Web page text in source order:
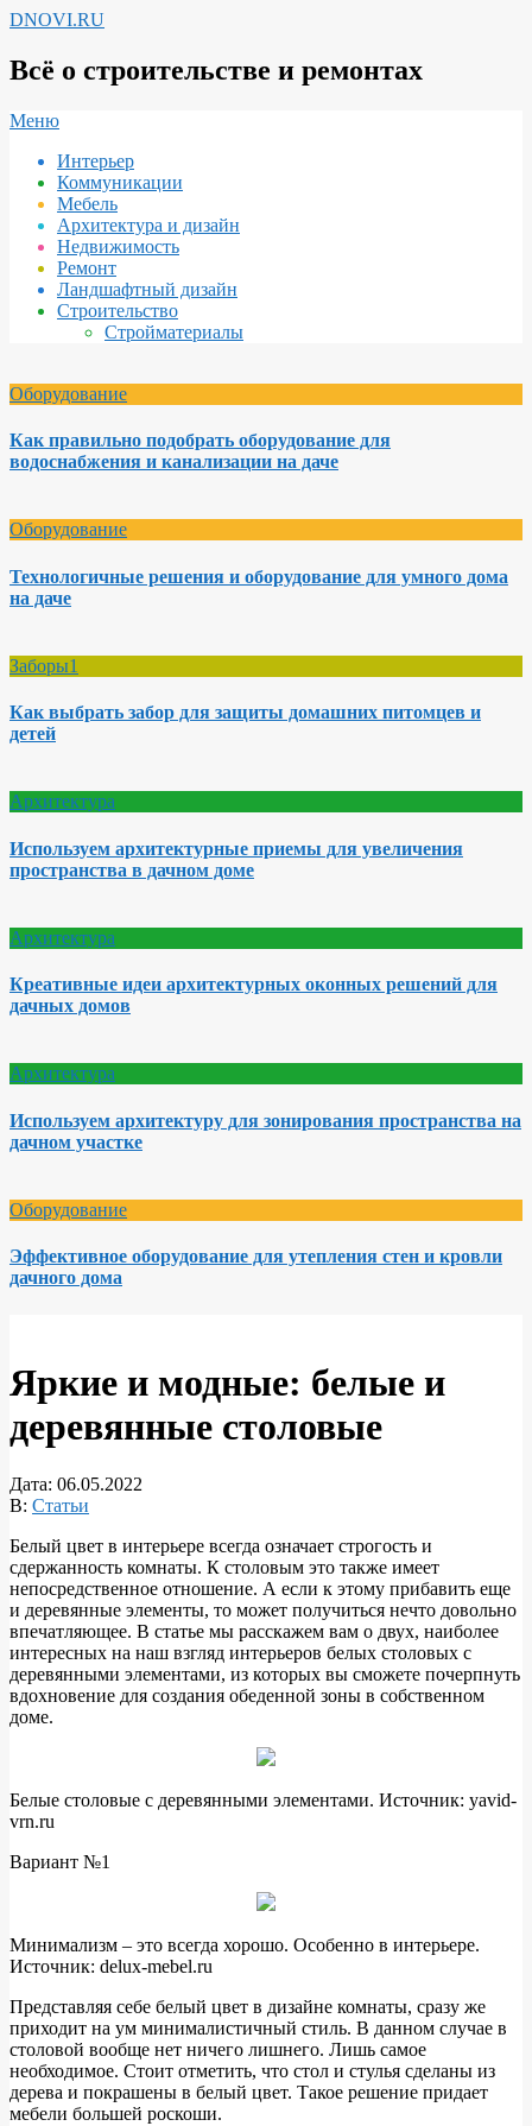
Перейти
содержимому
DNOVI.RU
Всё о строительстве и ремонтах
Вторичное
навигации
Меню
Интерьер
Коммуникации
Мебель
Архитектура и дизайн
Недвижимость
Ремонт
Ландшафтный дизайн
Строительство
Стройматериалы
Оборудование
Как правильно подобрать оборудование для
водоснабжения и канализации на даче
Оборудование
Технологичные решения и оборудование для умного дома
на даче
Заборы1
Как выбрать забор для защиты домашних питомцев и
детей
Архитектура
Используем архитектурные приемы для увеличения
пространства в дачном доме
Архитектура
Креативные идеи архитектурных оконных решений для
дачных домов
Архитектура
Используем архитектуру для зонирования пространства на
дачном участке
Оборудование
Эффективное оборудование для утепления стен и кровли
дачного дома
Яркие и модные: белые и
деревянные столовые
Дата: 06.05.2022
В: Статьи
Белый цвет в интерьере всегда означает строгость и
сдержанность комнаты. К столовым это также имеет
непосредственное отношение. А если к этому прибавить еще
и деревянные элементы, то может получиться нечто довольно
впечатляющее. В статье мы расскажем вам о двух, наиболее
интересных на наш взгляд интерьеров белых столовых с
деревянными элементами, из которых вы сможете почерпнуть
вдохновение для создания обеденной зоны в собственном
доме.
Белые столовые с деревянными элементами. Источник: yavid-
vrn.ru
Вариант №1
Минимализм – это всегда хорошо. Особенно в интерьере.
Источник: delux-mebel.ru
Представляя себе белый цвет в дизайне комнаты, сразу же
приходит на ум минималистичный стиль. В данном случае в
столовой вообще нет ничего лишнего. Лишь самое
необходимое. Стоит отметить, что стол и стулья сделаны из
дерева и покрашены в белый цвет. Такое решение придает
мебели большей роскоши.